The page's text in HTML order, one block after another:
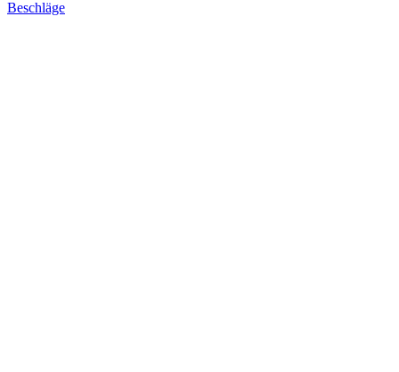
Beschläge